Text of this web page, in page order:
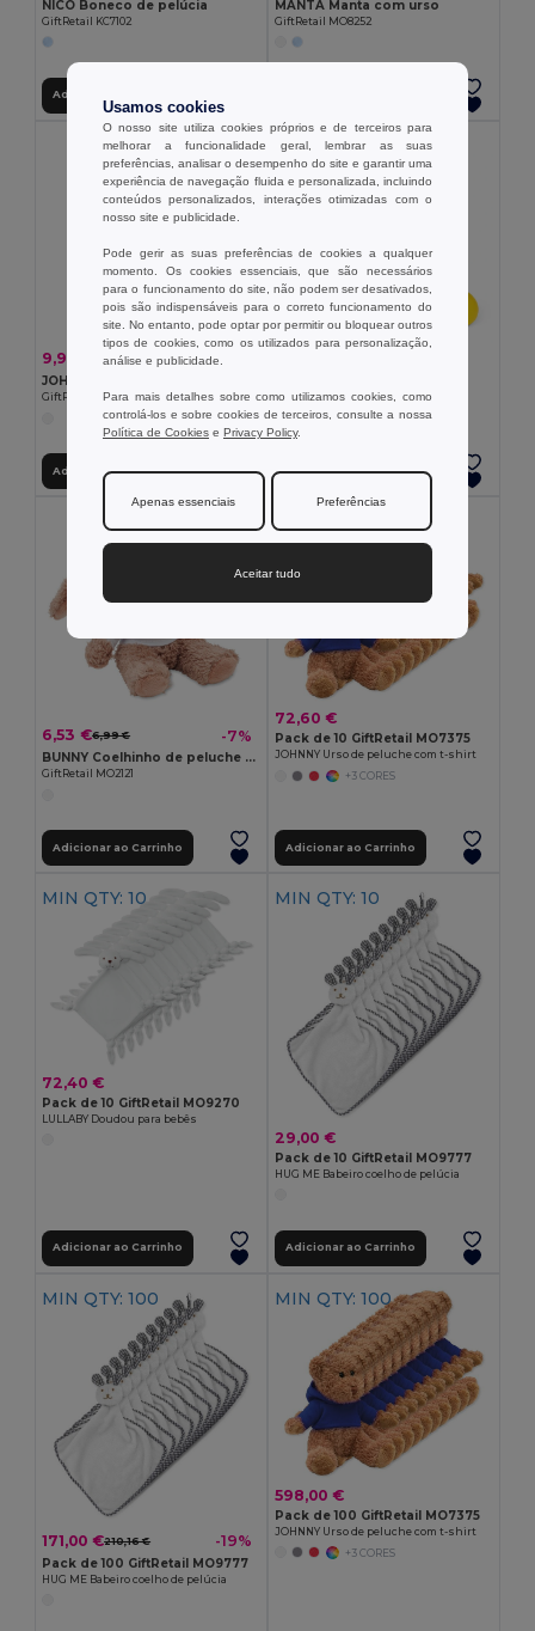
NICO Boneco de pelúcia
GiftRetail KC7102
Adicionar ao Carrinho
MANTA Manta com urso
GiftRetail MO8252
9,96 € 15,00 € -34%
JOHN Peluche de urso
GiftRetail MO6738
Adicionar ao Carrinho
Egotier 98077
Adicionar ao Carrinho
6,53 €6,99 € -7%
BUNNY Coelhinho de peluche com capuz
GiftRetail MO2121
Adicionar ao Carrinho
MIN QTY: 10
72,60 €
Pack de 10 GiftRetail MO7375
JOHNNY Urso de peluche com t-shirt
+3 CORES
Adicionar ao Carrinho
MIN QTY: 10
72,40 €
Pack de 10 GiftRetail MO9270
LULLABY Doudou para bebês
Adicionar ao Carrinho
MIN QTY: 10
29,00 €
Pack de 10 GiftRetail MO9777
HUG ME Babeiro coelho de pelúcia
Adicionar ao Carrinho
MIN QTY: 100
171,00 €210,16 € -19%
Pack de 100 GiftRetail MO9777
HUG ME Babeiro coelho de pelúcia
MIN QTY: 100
598,00 €
Pack de 100 GiftRetail MO7375
JOHNNY Urso de peluche com t-shirt
+3 CORES
Usamos cookies
O nosso site utiliza cookies próprios e de terceiros para
melhorar a funcionalidade geral, lembrar as suas
preferências, analisar o desempenho do site e garantir uma
experiência de navegação fluida e personalizada, incluindo
conteúdos personalizados, interações otimizadas com o
nosso site e publicidade.
Pode gerir as suas preferências de cookies a qualquer
momento. Os cookies essenciais, que são necessários
para o funcionamento do site, não podem ser desativados,
pois são indispensáveis para o correto funcionamento do
site. No entanto, pode optar por permitir ou bloquear outros
tipos de cookies, como os utilizados para personalização,
análise e publicidade.
Para mais detalhes sobre como utilizamos cookies, como
controlá-los e sobre cookies de terceiros, consulte a nossa
Política de Cookies e Privacy Policy.
Apenas essenciais Preferências
Aceitar tudo